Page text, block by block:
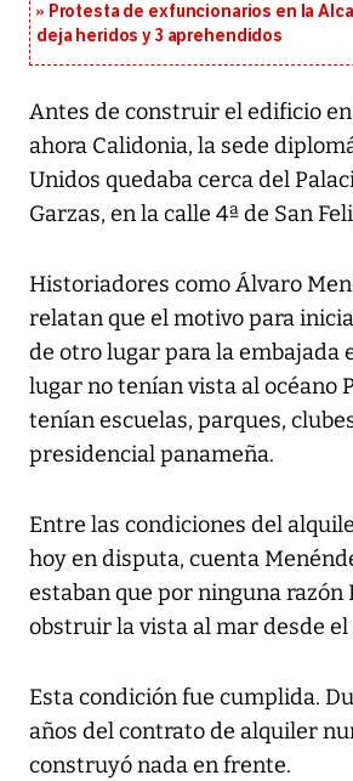
Protesta de exfuncionarios en la
deja heridos y 3 aprehendidos
Antes de construir el edificio
ahora Calidonia, la sede
Unidos quedaba cerca del
Garzas, en la calle 4ª de San
Historiadores como Álvaro
relatan que el motivo para
de otro lugar para la embajada
lugar no tenían vista al océano
tenían escuelas, parques,
presidencial panameña.
Entre las condiciones del
hoy en disputa, cuenta
estaban que por ninguna razón
obstruir la vista al mar desde el
Esta condición fue cumplida.
años del contrato de alquiler
construyó nada en frente.